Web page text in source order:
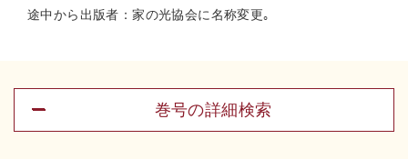
途中から出版者：家の光協会に名称変更｡
巻号の詳細検索